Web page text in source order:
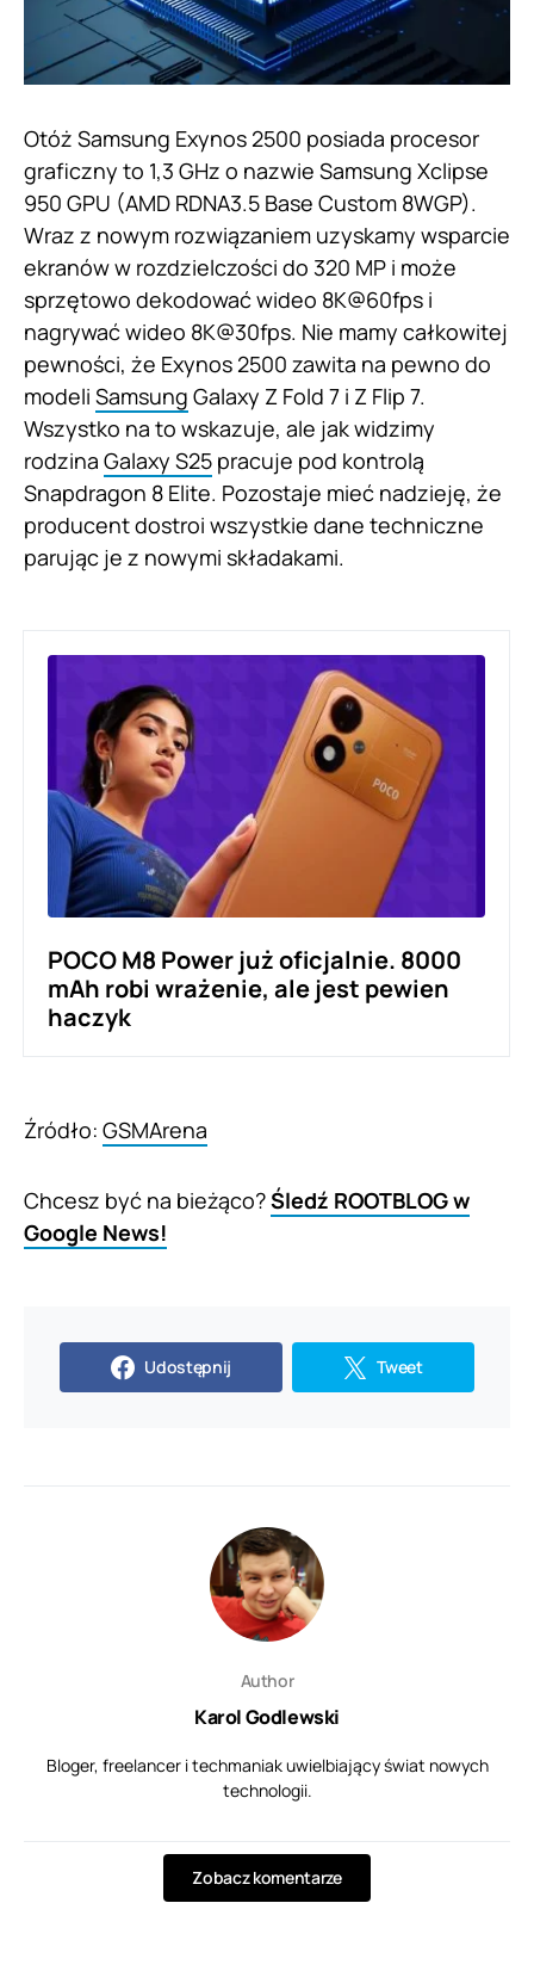
Otóż Samsung Exynos 2500 posiada procesor
graficzny to 1,3 GHz o nazwie Samsung Xclipse
950 GPU (AMD RDNA3.5 Base Custom 8WGP).
Wraz z nowym rozwiązaniem uzyskamy wsparcie
ekranów w rozdzielczości do 320 MP i może
sprzętowo dekodować wideo 8K@60fps i
nagrywać wideo 8K@30fps. Nie mamy całkowitej
pewności, że Exynos 2500 zawita na pewno do
modeli Samsung Galaxy Z Fold 7 i Z Flip 7.
Wszystko na to wskazuje, ale jak widzimy
rodzina Galaxy S25 pracuje pod kontrolą
Snapdragon 8 Elite. Pozostaje mieć nadzieję, że
producent dostroi wszystkie dane techniczne
parując je z nowymi składakami.
POCO M8 Power już oficjalnie. 8000
mAh robi wrażenie, ale jest pewien
haczyk
Źródło: GSMArena
Chcesz być na bieżąco?Śledź ROOTBLOG w
Google News!
Udostępnij Tweet
Author
Karol Godlewski
Bloger, freelancer i techmaniak uwielbiający świat nowych
technologii.
Zobacz komentarze